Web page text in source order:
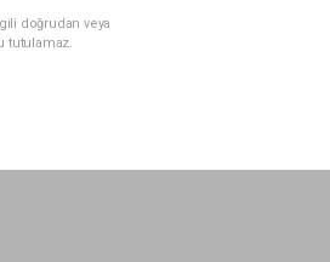
doğrudan veya
tutulamaz.